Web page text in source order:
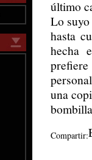
último
Lo
hasta
hecha
una
Compartir: